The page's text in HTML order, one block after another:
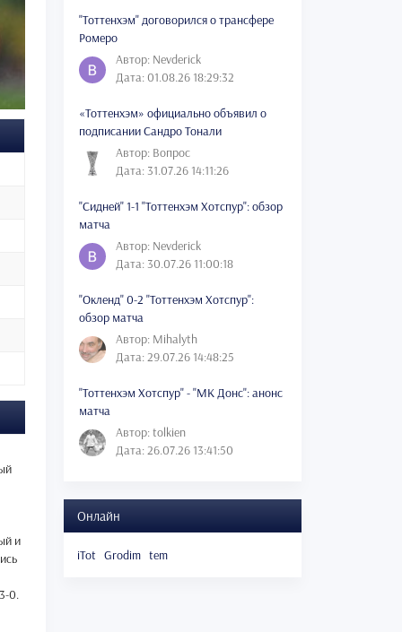
и
0.
"Тоттенхэм" договорился о трансфере
Ромеро
Автор: Nevderick
Дата: 01.08.26 18:29:32
«Тоттенхэм» официально объявил о
подписании Сандро Тонали
Автор: Вопрос
Дата: 31.07.26 14:11:26
"Сидней" 1-1 "Тоттенхэм Хотспур": обзор
матча
Автор: Nevderick
Дата: 30.07.26 11:00:18
"Окленд" 0-2 "Тоттенхэм Хотспур":
обзор матча
Автор: Mihalyth
Дата: 29.07.26 14:48:25
"Тоттенхэм Хотспур" - "МК Донс": анонс
матча
Автор: tolkien
Дата: 26.07.26 13:41:50
Онлайн
iTot Grodim tem